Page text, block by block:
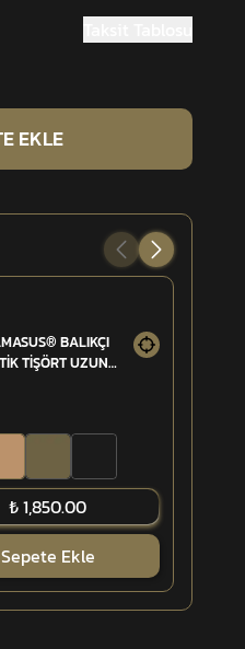
EKLE
BALIKÇI
TİŞÖRT UZUN
₺ 1,850.00
Sepete Ekle